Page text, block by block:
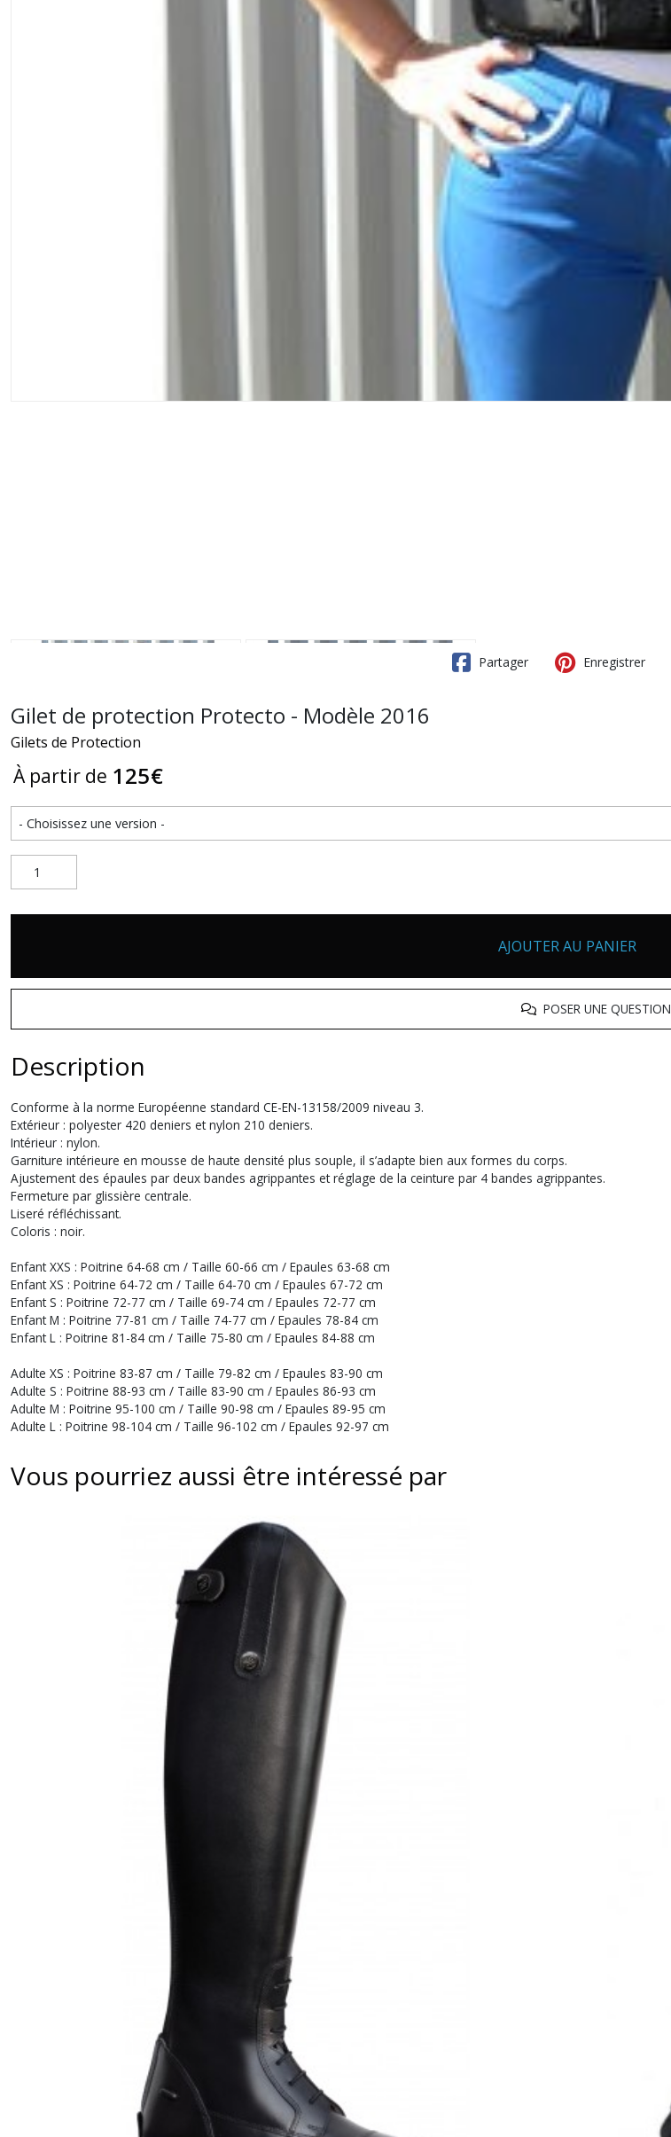
Partager Enregistrer
Gilet de protection Protecto - Modèle 2016
Gilets de Protection
À partir de 125€
AJOUTER AU PANIER
POSER UNE QUESTION
Description
Conforme à la norme Européenne standard CE-EN-13158/2009 niveau 3.
Extérieur : polyester 420 deniers et nylon 210 deniers.
Intérieur : nylon.
Garniture intérieure en mousse de haute densité plus souple, il s’adapte bien aux formes du corps.
Ajustement des épaules par deux bandes agrippantes et réglage de la ceinture par 4 bandes agrippantes.
Fermeture par glissière centrale.
Liseré réfléchissant.
Coloris : noir.
Enfant XXS : Poitrine 64-68 cm / Taille 60-66 cm / Epaules 63-68 cm
Enfant XS : Poitrine 64-72 cm / Taille 64-70 cm / Epaules 67-72 cm
Enfant S : Poitrine 72-77 cm / Taille 69-74 cm / Epaules 72-77 cm
Enfant M : Poitrine 77-81 cm / Taille 74-77 cm / Epaules 78-84 cm
Enfant L : Poitrine 81-84 cm / Taille 75-80 cm / Epaules 84-88 cm
Adulte XS : Poitrine 83-87 cm / Taille 79-82 cm / Epaules 83-90 cm
Adulte S : Poitrine 88-93 cm / Taille 83-90 cm / Epaules 86-93 cm
Adulte M : Poitrine 95-100 cm / Taille 90-98 cm / Epaules 89-95 cm
Adulte L : Poitrine 98-104 cm / Taille 96-102 cm / Epaules 92-97 cm
Vous pourriez aussi être intéressé par